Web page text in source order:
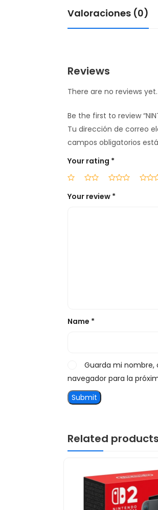
Valoraciones (0)
Reviews
There are no reviews yet.
Be the first to review
Tu dirección de correo
campos obligatorios
Your rating *
Your review *
Name *
Guarda mi
navegador para la
Related products